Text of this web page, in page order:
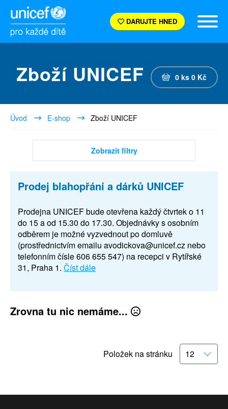
DARUJTE HNED
Zboží UNICEF 0 ks 0 Kč
Úvod E-shop Zboží UNICEF
Zobrazit filtry
Prodej blahopřání a dárků UNICEF
Prodejna UNICEF bude otevřena každý čtvrtek o 11
do 15 a od 15.30 do 17.30. Objednávky s osobním
odběrem je možné vyzvednout po domluvě
(prostřednictvím emailu avodickova@unicef.cz nebo
telefonním čísle 606 655 547) na recepci v Rytířské
31, Praha 1. Číst dále
Zrovna tu nic nemáme...
Položek na stránku